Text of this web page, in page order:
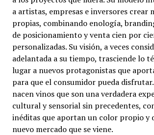
a artistas, empresas e inversores crear
propias, combinando enología,
de posicionamiento y venta cien por
personalizadas. Su visión, a veces
adelantada a su tiempo, trasciende lo
lugar a nuevos protagonistas que
para que el consumidor pueda
nacen vinos que son una verdadera
cultural y sensorial sin precedentes,
inéditas que aportan un color propio y
nuevo mercado que se viene.